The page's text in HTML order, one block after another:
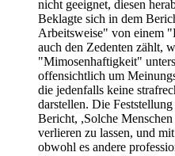
nicht geeignet, diesen
Beklagte sich in dem
Arbeitsweise" von einem
auch den Zedenten zählt,
"Mimosenhaftigkeit"
offensichtlich um
die jedenfalls keine
darstellen. Die
Bericht, ,Solche
verlieren zu lassen, und
obwohl es andere